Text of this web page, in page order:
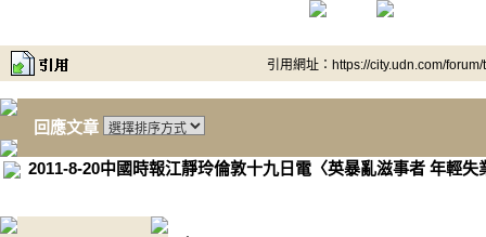
引用網址：https://city.udn.com/
回應文章
2011-8-20中國時報江靜玲倫敦十九日電〈英暴亂滋事者 年輕失
.